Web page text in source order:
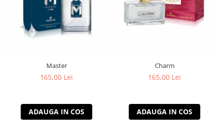
Master
165,00 Lei
ADAUGA IN COS
Charm
165,00 Lei
ADAUGA IN COS